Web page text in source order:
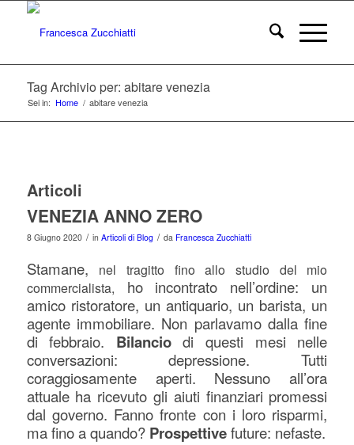
Tag Archivio per: abitare venezia
Sei in: Home / abitare venezia
Articoli
VENEZIA ANNO ZERO
8 Giugno 2020 / in Articoli di Blog / da Francesca Zucchiatti
Stamane, nel tragitto fino allo studio del mio
commercialista, ho incontrato nell’ordine: un
amico ristoratore, un antiquario, un barista, un
agente immobiliare. Non parlavamo dalla fine
di febbraio. Bilanciodi questi mesi nelle
conversazioni: depressione. Tutti
coraggiosamente aperti. Nessuno all’ora
attuale ha ricevuto gli aiuti finanziari promessi
dal governo. Fanno fronte con i loro risparmi,
ma fino a quando? Prospettivefuture: nefaste.